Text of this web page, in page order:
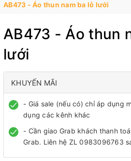
AB473 - Áo thun nam ba lỗ lưới
AB473 - Áo thun
lưới
KHUYẾN MÃI
- Giá sale (nếu có) chỉ áp dụng
dụng các kênh khác
- Cần giao Grab khách thanh
Grab. Liên hệ ZL 0983096763